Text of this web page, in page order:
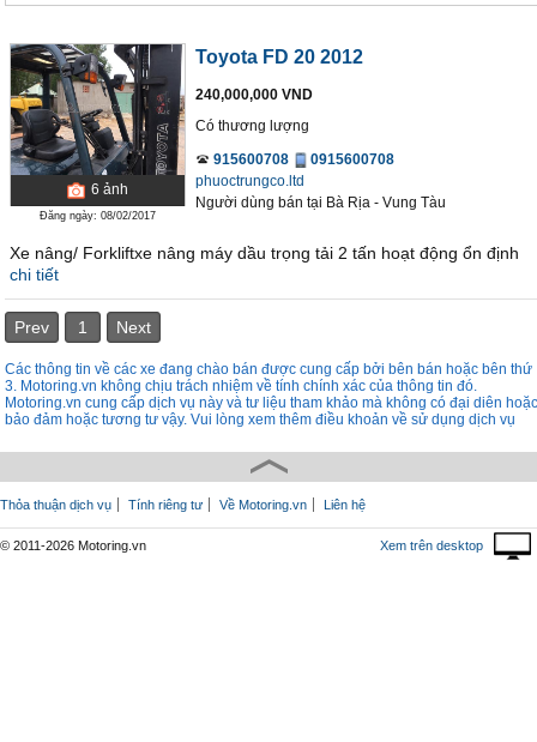
6 ảnh
Đăng ngày: 08/02/2017
Toyota FD 20 2012
240,000,000 VND
Có thương lượng
915600708
0915600708
phuoctrungco.ltd
Người dùng bán tại Bà Rịa - Vung Tàu
Xe nâng/ Forkliftxe nâng máy dầu trọng tải 2 tấn hoạt động ổn định
chi tiết
Prev 1 Next
Các thông tin về các xe đang chào bán được cung cấp bởi bên bán hoặc bên thứ
3. Motoring.vn không chịu trách nhiệm về tính chính xác của thông tin đó.
Motoring.vn cung cấp dịch vụ này và tư liệu tham khảo mà không có đại diên hoặc
bảo đảm hoặc tương tư vậy. Vui lòng xem thêm điều khoản về sử dụng dịch vụ
Thỏa thuận dịch vụ Tính riêng tư Về Motoring.vn Liên hệ
© 2011-2026 Motoring.vn Xem trên desktop